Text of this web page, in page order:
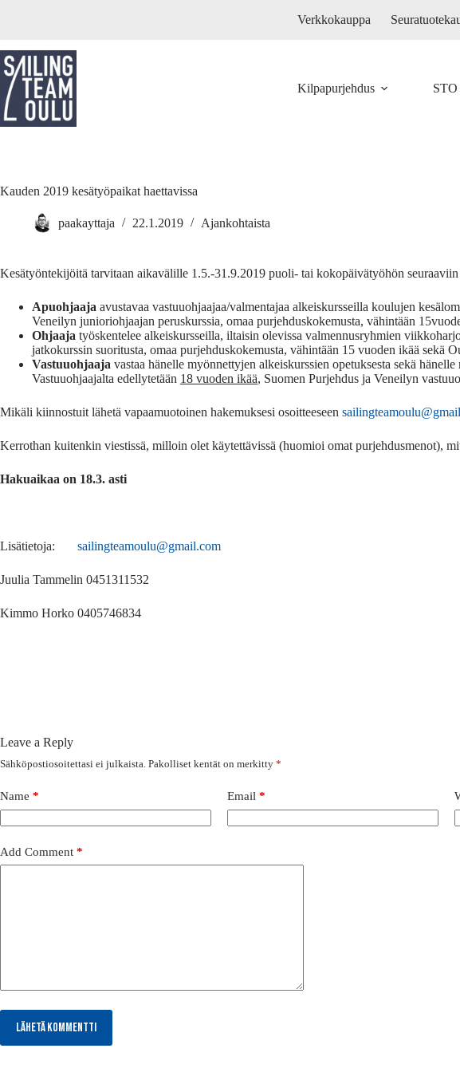
Verkkokauppa
Kilpapurjehdus STO
Kauden 2019 kesätyöpaikat haettavissa
paakayttaja 22.1.2019 Ajankohtaista
Kesätyöntekijöitä tarvitaan aikavälille 1.5.-31.9.2019 puoli- tai kokopäivätyöhön
Apuohjaaja avustavaa vastuuohjaajaa/valmentajaa alkeiskursseilla koulujen
Veneilyn junioriohjaajan peruskurssia, omaa purjehduskokemusta, vähintään
Ohjaaja työskentelee alkeiskursseilla, iltaisin olevissa valmennusryhmien
jatkokurssin suoritusta, omaa purjehduskokemusta, vähintään 15 vuoden ikää sekä
Vastuuohjaaja vastaa hänelle myönnettyjen alkeiskurssien opetuksesta sekä
Vastuuohjaajalta edellytetään 18 vuoden ikää, Suomen Purjehdus ja Veneilyn
Mikäli kiinnostuit lähetä vapaamuotoinen hakemuksesi osoitteeseen
Kerrothan kuitenkin viestissä, milloin olet käytettävissä (huomioi omat purjehdusmenot),
Hakuaikaa on 18.3. asti
Lisätietoja: sailingteamoulu@gmail.com
Juulia Tammelin 0451311532
Kimmo Horko 0405746834
Leave a Reply
Sähköpostiosoitettasi ei julkaista. Pakolliset kentät on merkitty *
Name * Email *
Add Comment *
Lähetä kommentti